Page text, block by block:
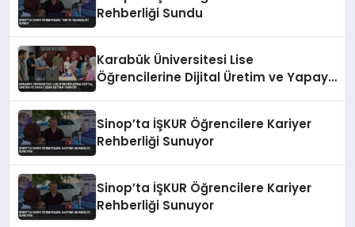
Rehberliği Sundu
Karabük Üniversitesi Lise
Öğrencilerine Dijital Üretim ve Yapay
Sinop’ta İŞKUR Öğrencilere Kariyer
Rehberliği Sunuyor
Sinop’ta İŞKUR Öğrencilere Kariyer
Rehberliği Sunuyor